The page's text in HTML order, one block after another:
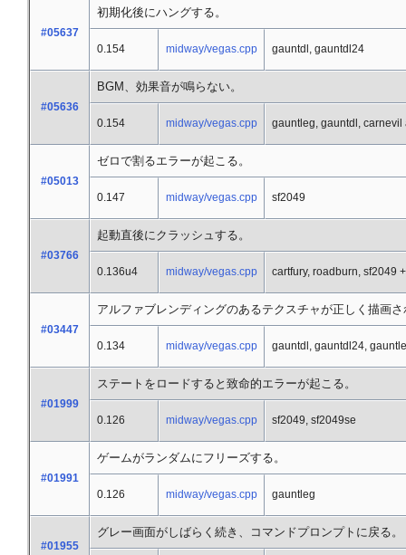
#05637
初期化後にハングする。
0.154 midway/vegas.cpp gauntdl, gauntdl24
#05636
BGM、効果音が鳴らない。
0.154 midway/vegas.cpp gauntleg, gauntdl, carnevil
#05013
ゼロで割るエラーが起こる。
0.147 midway/vegas.cpp sf2049
#03766
起動直後にクラッシュする。
0.136u4 midway/vegas.cpp cartfury, roadburn, sf2049
#03447
アルファブレンディングのあるテクスチャが正しく描画
0.134 midway/vegas.cpp gauntdl, gauntdl24,
#01999
ステートをロードすると致命的エラーが起こる。
0.126 midway/vegas.cpp sf2049, sf2049se
#01991
ゲームがランダムにフリーズする。
0.126 midway/vegas.cpp gauntleg
#01955
グレー画面がしばらく続き、コマンドプロンプトに戻る。